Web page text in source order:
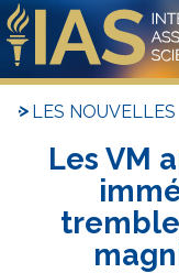
LES NOUVELLES
Les VM